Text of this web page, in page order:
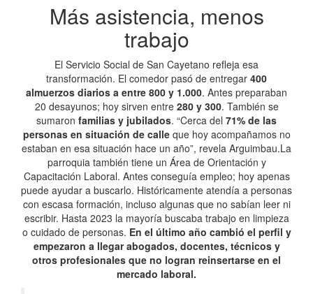
Más asistencia, menos
trabajo
El Servicio Social de San Cayetano refleja esa
transformación. El comedor pasó de entregar 400
almuerzos diarios a entre 800 y 1.000. Antes preparaban
20 desayunos; hoy sirven entre 280 y 300. También se
sumaron familias y jubilados. “Cerca del 71% de las
personas en situación de calleque hoy acompañamos no
estaban en esa situación hace un año”, revela Arguimbau.La
parroquia también tiene un Área de Orientación y
Capacitación Laboral. Antes conseguía empleo; hoy apenas
puede ayudar a buscarlo. Históricamente atendía a personas
con escasa formación, incluso algunas que no sabían leer ni
escribir. Hasta 2023 la mayoría buscaba trabajo en limpieza
o cuidado de personas. En el último año cambió el perfil y
empezaron a llegar abogados, docentes, técnicos y
otros profesionales que no logran reinsertarse en el
mercado laboral.